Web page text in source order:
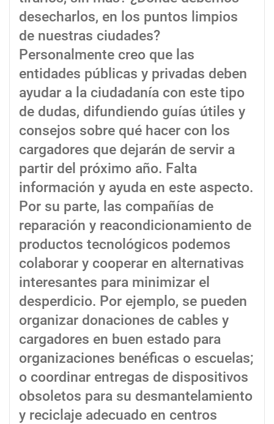
desecharlos, en los puntos limpios
de nuestras ciudades?
Personalmente creo que las
entidades públicas y privadas deben
ayudar a la ciudadanía con este tipo
de dudas, difundiendo guías útiles y
consejos sobre qué hacer con los
cargadores que dejarán de servir a
partir del próximo año. Falta
información y ayuda en este aspecto.
Por su parte, las compañías de
reparación y reacondicionamiento de
productos tecnológicos podemos
colaborar y cooperar en alternativas
interesantes para minimizar el
desperdicio. Por ejemplo, se pueden
organizar donaciones de cables y
cargadores en buen estado para
organizaciones benéficas o escuelas;
o coordinar entregas de dispositivos
obsoletos para su desmantelamiento
y reciclaje adecuado en centros